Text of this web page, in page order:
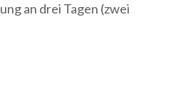
an drei Tagen (zwei